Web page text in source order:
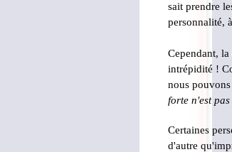
sait prendre
personnalité,
Cependant,
intrépidité !
nous
forte n'est
Certaines
d'autre